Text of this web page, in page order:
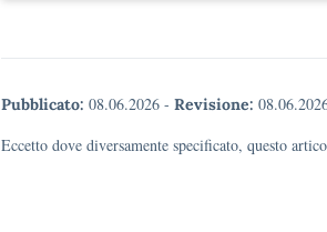
Pubblicato: 08.06.2026 - Revisione:
Eccetto dove diversamente specificato, questo